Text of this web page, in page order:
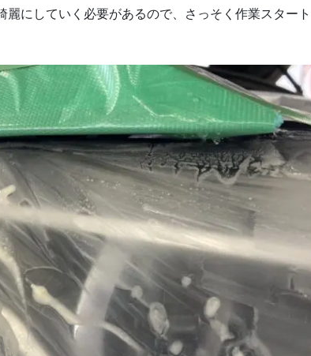
にしていく必要があるので、さっそく作業スタート